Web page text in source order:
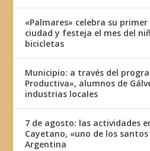
«Palmares» celebra su
ciudad y festeja el mes del
bicicletas
Municipio: a través del
Productiva», alumnos de
industrias locales
7 de agosto: las actividades
Cayetano, «uno de los
Argentina